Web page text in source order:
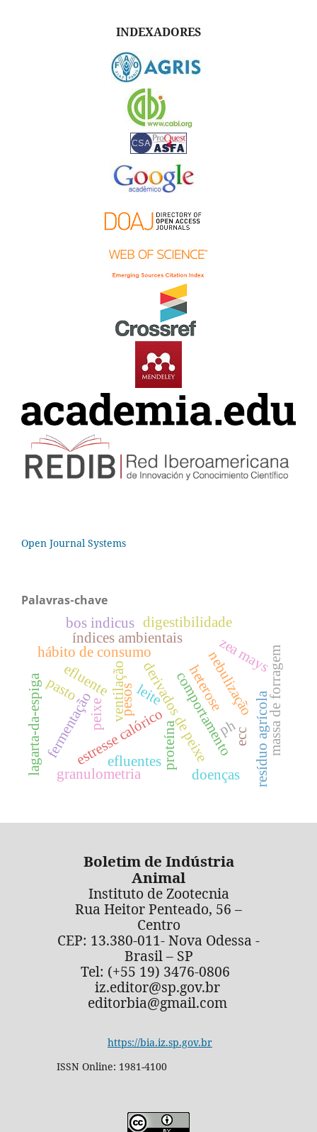
INDEXADORES
Open Journal Systems
Palavras-chave
peixe derivados de peixe
hábito de consumo
comportamento
estresse calórico
índices ambientais
nebulização
ventilação
digestibilidade
efluente
fermentação ph
proteína resíduo agrícola
lagarta-da-espiga massa de forragem
zea mays
granulometria
efluentes
pesos
pasto
doenças
leite
bos indicus
ecc
heterose
Boletim de Indústria
Animal
Instituto de Zootecnia
Rua Heitor Penteado, 56 –
Centro
CEP: 13.380-011- Nova Odessa -
Brasil – SP
Tel: (+55 19) 3476-0806
iz.editor@sp.gov.br
editorbia@gmail.com
https://bia.iz.sp.gov.br
ISSN Online: 1981-4100